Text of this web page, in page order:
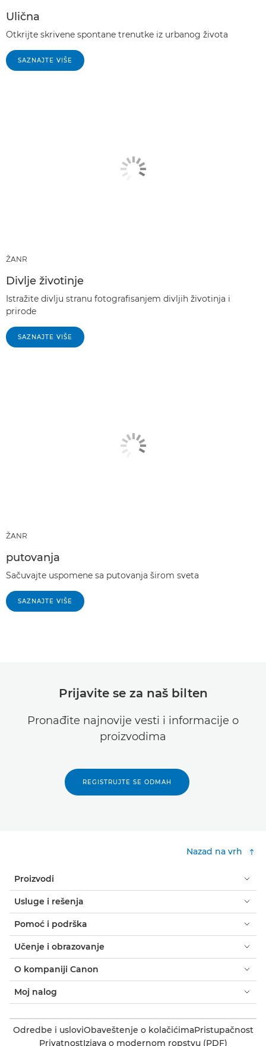
Ulična
Otkrijte skrivene spontane trenutke iz urbanog života
SAZNAJTE VIŠE
ŽANR
Divlje životinje
Istražite divlju stranu fotografisanjem divljih životinja i
prirode
SAZNAJTE VIŠE
ŽANR
putovanja
Sačuvajte uspomene sa putovanja širom sveta
SAZNAJTE VIŠE
Prijavite se za naš bilten
Pronađite najnovije vesti i informacije o
proizvodima
REGISTRUJTE SE ODMAH
Nazad na vrh
Proizvodi
Usluge i rešenja
Pomoć i podrška
Učenje i obrazovanje
O kompaniji Canon
Moj nalog
Odredbe i usloviObaveštenje o kolačićimaPristupačnost
PrivatnostIzjava o modernom ropstvu (PDF)